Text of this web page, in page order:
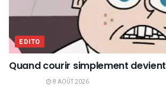
EDITO
Quand courir simplement
8 AOÛT 2026